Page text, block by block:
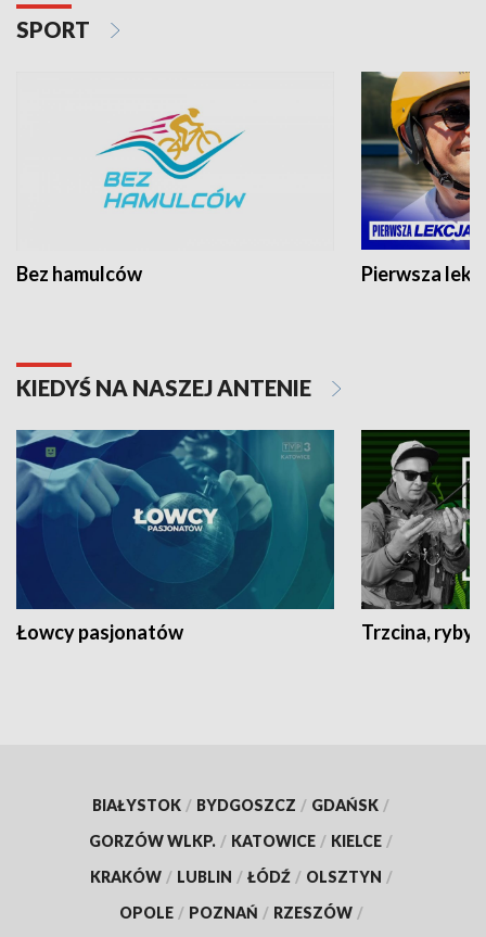
SPORT
Bez hamulców Pierwsza
KIEDYŚ NA NASZEJ ANTENIE
Łowcy pasjonatów Trzcina, ryby
BIAŁYSTOK / BYDGOSZCZ / GDAŃSK /
GORZÓW WLKP. / KATOWICE / KIELCE /
KRAKÓW / LUBLIN / ŁÓDŹ / OLSZTYN /
OPOLE / POZNAŃ / RZESZÓW /